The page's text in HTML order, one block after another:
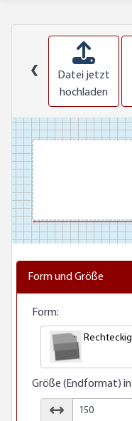
❮
Datei jetzt
hochladen
Form und Größe
Form:
Rechteckig
Größe (Endformat) in